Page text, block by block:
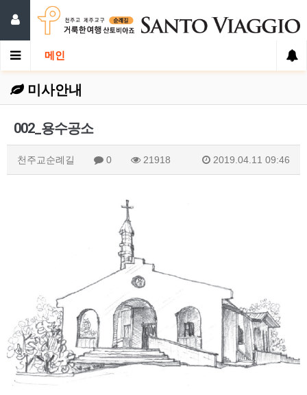
메인
미사안내
002_용수공소
천주교순례길 0 21918 2019.04.11 09:46